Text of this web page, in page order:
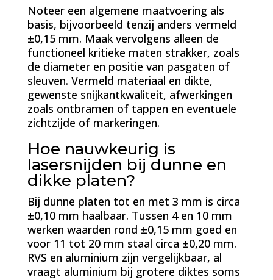
Noteer een algemene maatvoering als
basis, bijvoorbeeld tenzij anders vermeld
±0,15 mm. Maak vervolgens alleen de
functioneel kritieke maten strakker, zoals
de diameter en positie van pasgaten of
sleuven. Vermeld materiaal en dikte,
gewenste snijkantkwaliteit, afwerkingen
zoals ontbramen of tappen en eventuele
zichtzijde of markeringen.
Hoe nauwkeurig is
lasersnijden bij dunne en
dikke platen?
Bij dunne platen tot en met 3 mm is circa
±0,10 mm haalbaar. Tussen 4 en 10 mm
werken waarden rond ±0,15 mm goed en
voor 11 tot 20 mm staal circa ±0,20 mm.
RVS en aluminium zijn vergelijkbaar, al
vraagt aluminium bij grotere diktes soms